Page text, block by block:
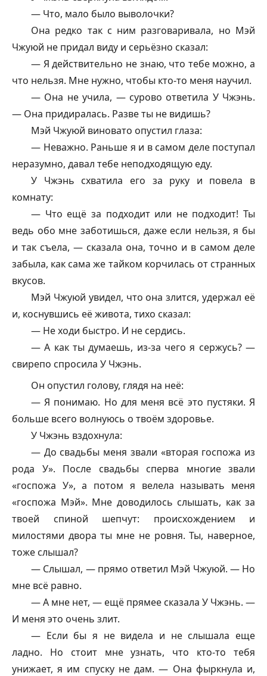
— Что, мало было выволочки?
Она редко так с ним разговаривала, но Мэй
Чжуюй не придал виду и серьёзно сказал:
— Я действительно не знаю, что тебе можно, а
что нельзя. Мне нужно, чтобы кто-то меня научил.
— Она не учила, — сурово ответила У Чжэнь.
— Она придиралась. Разве ты не видишь?
Мэй Чжуюй виновато опустил глаза:
— Неважно. Раньше я и в самом деле поступал
неразумно, давал тебе неподходящую еду.
У Чжэнь схватила его за руку и повела в
комнату:
— Что ещё за подходит или не подходит! Ты
ведь обо мне заботишься, даже если нельзя, я бы
и так съела, — сказала она, точно и в самом деле
забыла, как сама же тайком корчилась от странных
вкусов.
Мэй Чжуюй увидел, что она злится, удержал её
и, коснувшись её живота, тихо сказал:
— Не ходи быстро. И не сердись.
— А как ты думаешь, из-за чего я сержусь? —
свирепо спросила У Чжэнь.
Он опустил голову, глядя на неё:
— Я понимаю. Но для меня всё это пустяки. Я
больше всего волнуюсь о твоём здоровье.
У Чжэнь вздохнула:
— До свадьбы меня звали «вторая госпожа из
рода У». После свадьбы сперва многие звали
«госпожа У», а потом я велела называть меня
«госпожа Мэй». Мне доводилось слышать, как за
твоей спиной шепчут: происхождением и
милостями двора ты мне не ровня. Ты, наверное,
тоже слышал?
— Слышал, — прямо ответил Мэй Чжуюй. — Но
мне всё равно.
— А мне нет, — ещё прямее сказала У Чжэнь. —
И меня это очень злит.
— Если бы я не видела и не слышала еще
ладно. Но стоит мне узнать, что кто-то тебя
унижает, я им спуску не дам. — Она фыркнула и,